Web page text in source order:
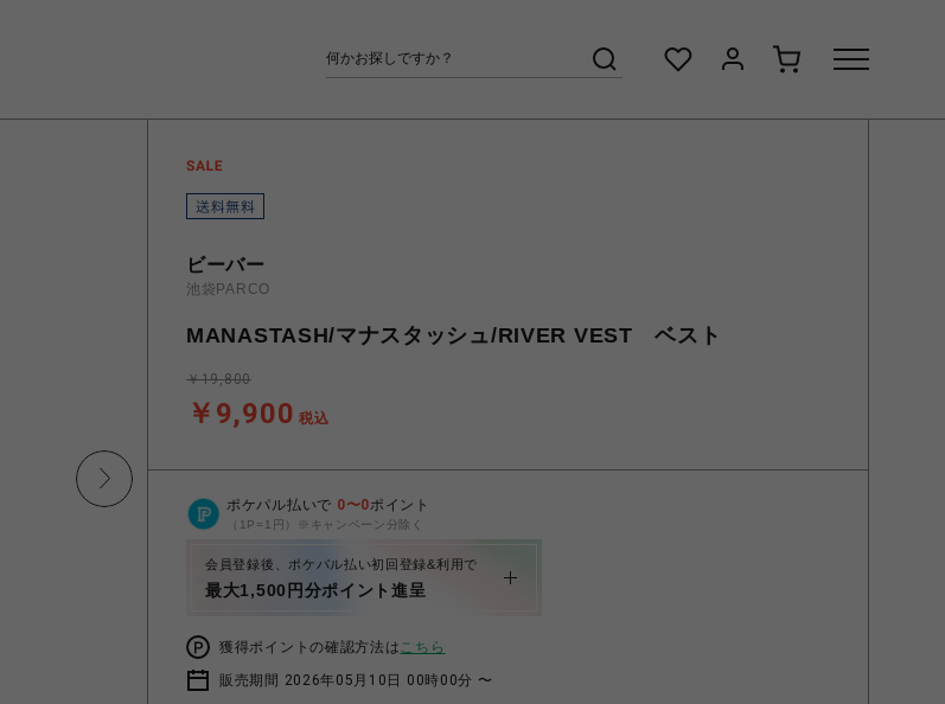
ビーバー
池袋PARCO
MANASTASH/マナスタッシュ/RIVER VEST ベスト
￥9,900 税込
￥19,800
ポケパル払いで 0〜0ポイント
（1P=1円）※キャンペーン分除く
会員登録後、ポケパル払い初回登録&利用で
最大1,500円分ポイント進呈
獲得ポイントの確認方法はこちら
販売期間 2026年05月10日 00時00分 〜